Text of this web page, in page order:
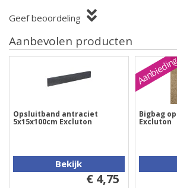
Geef beoordeling
Aanbevolen producten
Opsluitband antraciet
5x15x100cm Excluton
Bekijk
€ 4,75
Bigbag
Excluton